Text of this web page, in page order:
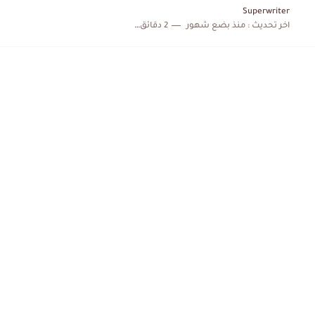
Superwriter
اخر تحديث :منذ بضع شهور 2 دقائق للقراءة